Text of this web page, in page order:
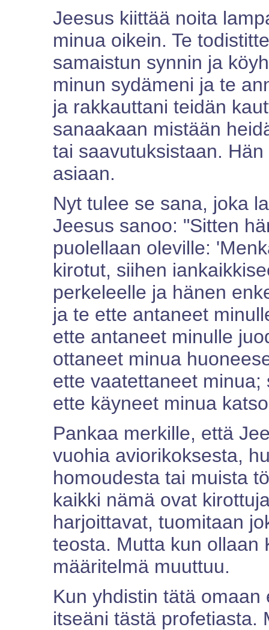
Jeesus kiittää noita
minua oikein. Te
samaistun synnin ja
minun sydämeni ja te
ja rakkauttani teidän
sanaakaan mistään
tai saavutuksistaan.
asiaan.
Nyt tulee se sana, joka
Jeesus sanoo: "Sitten
puolellaan oleville:
kirotut, siihen
perkeleelle ja hänen
ja te ette antaneet
ette antaneet minulle
ottaneet minua
ette vaatettaneet
ette käyneet minua
Pankaa merkille, että
vuohia aviorikoksesta,
homoudesta tai muista
kaikki nämä ovat
harjoittavat, tuomitaan
teosta. Mutta kun ollaan
määritelmä muuttuu.
Kun yhdistin tätä
itseäni tästä profetiasta.